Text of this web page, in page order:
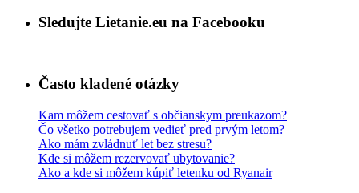
Sledujte Lietanie.eu na Facebooku
Často kladené otázky
Kam môžem cestovať s občianskym preukazom?
Čo všetko potrebujem vedieť pred prvým letom?
Ako mám zvládnuť let bez stresu?
Kde si môžem rezervovať ubytovanie?
Ako a kde si môžem kúpiť letenku od Ryanair